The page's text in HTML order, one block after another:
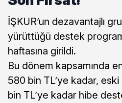
İŞKUR’un dezavantajlı
yürüttüğü destek
haftasına girildi.
Bu dönem kapsamında
580 bin TL’ye kadar,
bin TL’ye kadar hibe